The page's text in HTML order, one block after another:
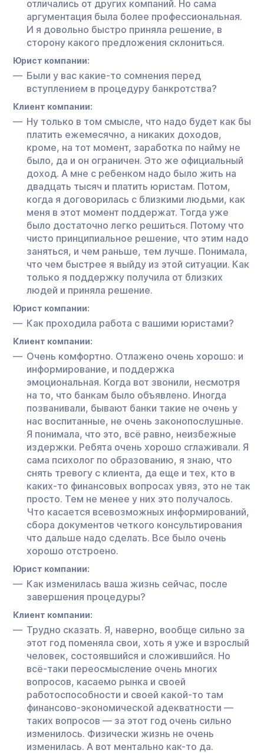
отличались от других компаний. Но сама
аргументация была более профессиональная.
И я довольно быстро приняла решение, в
сторону какого предложения склониться.
Юрист компании:
Были у вас какие-то сомнения перед
вступлением в процедуру банкротства?
Клиент компании:
Ну только в том смысле, что надо будет как бы
платить ежемесячно, а никаких доходов,
кроме, на тот момент, заработка по найму не
было, да и он ограничен. Это же официальный
доход. А мне с ребенком надо было жить на
двадцать тысяч и платить юристам. Потом,
когда я договорилась с близкими людьми, как
меня в этот момент поддержат. Тогда уже
было достаточно легко решиться. Потому что
чисто принципиальное решение, что этим надо
заняться, и чем раньше, тем лучше. Понимала,
что чем быстрее я выйду из этой ситуации. Как
только я поддержку получила от близких
людей и приняла решение.
Юрист компании:
Как проходила работа с вашими юристами?
Клиент компании:
Очень комфортно. Отлажено очень хорошо: и
информирование, и поддержка
эмоциональная. Когда вот звонили, несмотря
на то, что банкам было объявлено. Иногда
позванивали, бывают банки такие не очень у
нас воспитанные, не очень законопослушные.
Я понимала, что это, всё равно, неизбежные
издержки. Ребята очень хорошо сглаживали. Я
сама психолог по образованию, я знаю, что
снять тревогу с клиента, да еще и тех, кто в
каких-то финансовых вопросах увяз, это не так
просто. Тем не менее у них это получалось.
Что касается всевозможных информирований,
сбора документов четкого консультирования
что дальше надо сделать. Все было очень
хорошо отстроено.
Юрист компании:
Как изменилась ваша жизнь сейчас, после
завершения процедуры?
Клиент компании:
Трудно сказать. Я, наверно, вообще сильно за
этот год поменяла свои, хоть я уже и взрослый
человек, состоявшийся и сложившийся. Но
всё-таки переосмысление очень многих
вопросов, касаемо рынка и своей
работоспособности и своей какой-то там
финансово-экономической адекватности —
таких вопросов — за этот год очень сильно
изменилось. Физически жизнь не очень
изменилась. А вот ментально как-то да.